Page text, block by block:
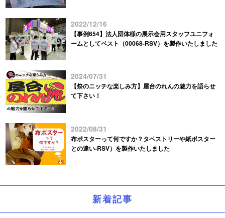
2022/12/16
【事例654】法人団体様の展示会用スタッフユニフォ
ームとしてベスト（00068-RSV）を製作いたしました
2024/07/31
【祭のニッチな楽しみ方】屋台のれんの魅力を語らせ
て下さい！
2022/08/31
布ポスターって何ですか？タペストリーや紙ポスター
との違い-RSV）を製作いたしました
新着記事